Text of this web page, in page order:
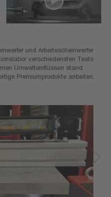
und Arbeitsscheinwerfer
verschiedensten Tests
Umwelteinflüssen stand
Premiumprodukte anbeiten.